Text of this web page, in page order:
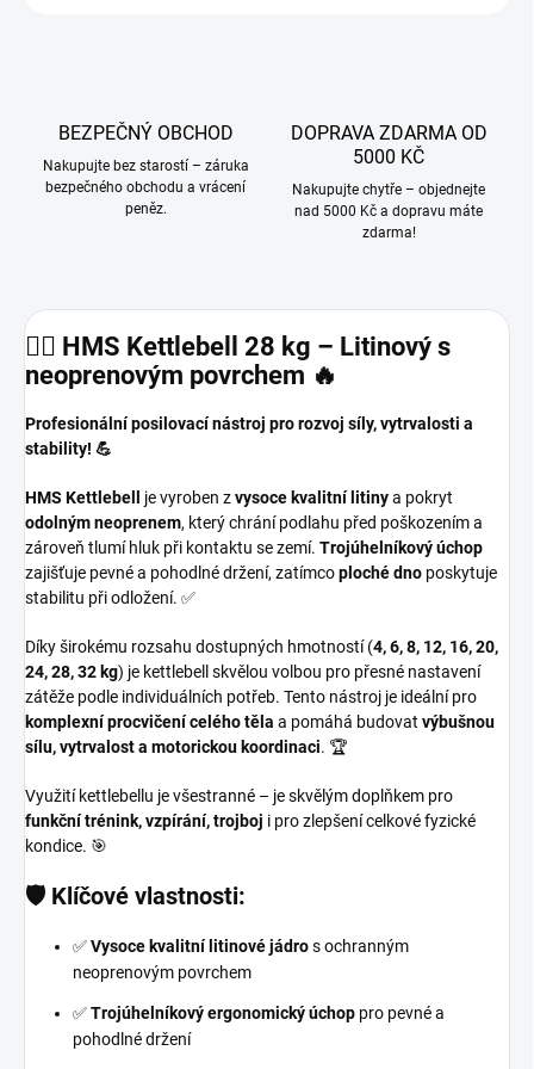
BEZPEČNÝ OBCHOD
Nakupujte bez starostí – záruka
bezpečného obchodu a vrácení
peněz.
DOPRAVA ZDARMA OD
5000 KČ
Nakupujte chytře – objednejte
nad 5000 Kč a dopravu máte
zdarma!
🏋️‍♂️ HMS Kettlebell 28 kg – Litinový s
neoprenovým povrchem 🔥
Profesionální posilovací nástroj pro rozvoj síly, vytrvalosti a
stability! 💪
HMS Kettlebell je vyroben zvysoce kvalitní litinya pokryt
odolným neoprenem, který chrání podlahu před poškozením a
zároveň tlumí hluk při kontaktu se zemí. Trojúhelníkový úchop
zajišťuje pevné a pohodlné držení, zatímcoploché dno poskytuje
stabilitu při odložení. ✅
Díky širokému rozsahu dostupných hmotností (4, 6, 8, 12, 16, 20,
24, 28, 32 kg) je kettlebell skvělou volbou pro přesné nastavení
zátěže podle individuálních potřeb. Tento nástroj je ideální pro
komplexní procvičení celého těla a pomáhá budovat výbušnou
sílu, vytrvalost a motorickou koordinaci. 🏆
Využití kettlebellu je všestranné – je skvělým doplňkem pro
funkční trénink, vzpírání, trojboj i pro zlepšení celkové fyzické
kondice. 🎯
🛡 Klíčové vlastnosti:
✅Vysoce kvalitní litinové jádros ochranným
neoprenovým povrchem
✅Trojúhelníkový ergonomický úchop pro pevné a
pohodlné držení